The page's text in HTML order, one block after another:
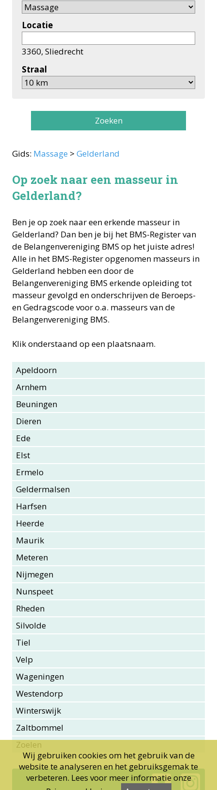
Locatie
3360, Sliedrecht
Straal
Zoeken
Gids: Massage > Gelderland
Op zoek naar een masseur in
Gelderland?
Ben je op zoek naar een erkende masseur in
Gelderland? Dan ben je bij het BMS-Register van
de Belangenvereniging BMS op het juiste adres!
Alle in het BMS-Register opgenomen masseurs in
Gelderland hebben een door de
Belangenvereniging BMS erkende opleiding tot
masseur gevolgd en onderschrijven de Beroeps-
en Gedragscode voor o.a. masseurs van de
Belangenvereniging BMS.
Klik onderstaand op een plaatsnaam.
Apeldoorn
Arnhem
Beuningen
Dieren
Ede
Elst
Ermelo
Geldermalsen
Harfsen
Heerde
Maurik
Meteren
Nijmegen
Nunspeet
Rheden
Silvolde
Tiel
Velp
Wageningen
Westendorp
Winterswijk
Zaltbommel
Zoelen
Wij gebruiken cookies om het gebruik van de
website te analyseren en het gebruiksgemak te
verbeteren. Lees voor meer informatie onze